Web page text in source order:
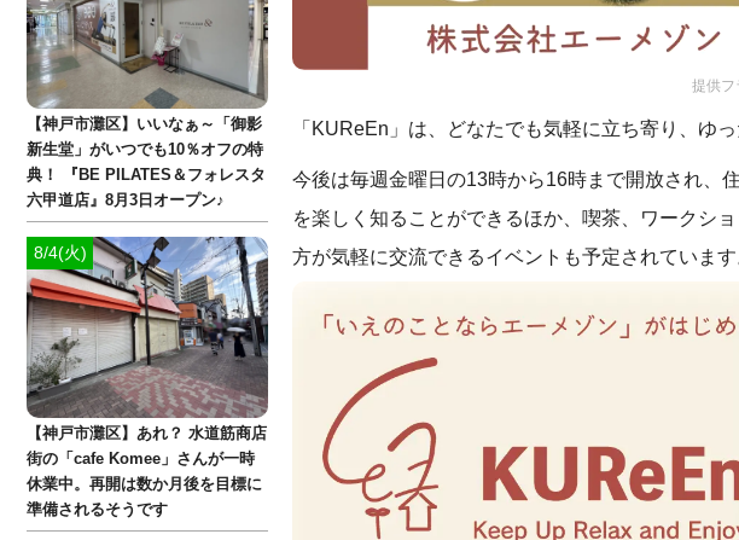
提供フ
「KUReEn」は、どなたでも気軽に立ち寄り、ゆ
今後は毎週金曜日の13時から16時まで開放され、
を楽しく知ることができるほか、喫茶、ワークシ
方が気軽に交流できるイベントも予定されています
【神戸市灘区】いいなぁ～「御影
新生堂」がいつでも10％オフの特
典！ 『BE PILATES＆フォレスタ
六甲道店』8月3日オープン♪
8/4(火)
【神戸市灘区】あれ？ 水道筋商店
街の「cafe Komee」さんが一時
休業中。再開は数か月後を目標に
準備されるそうです